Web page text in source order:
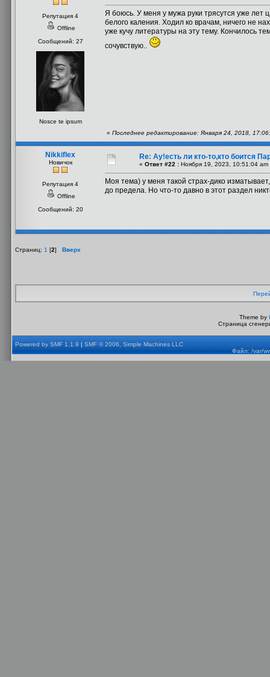
Репутация 4
Offline
Сообщений: 27
Nosce te ipsum
Я боюсь. У меня у мужа руки трясутся уже лет
белого каления. Ходил ко врачам, ничего не
уже кучу литературы на эту тему. Кончилось
сочувствую..
« Последнее редактирование: Января 24, 2018,
Nikkiflex
Новичок
Репутация 4
Offline
Сообщений: 20
Re: Ау!есть ли кто-то,кто боится
« Ответ #22 : Ноября 19, 2023, 10:51:04 am
Моя тема) у меня такой страх-дико
до предела. Но что-то давно в этот раздел
Страниц: 1 [2] Вверх
Theme by
Страница
Powered by SMF 1.1.9|SMF © 2006, Simple Machines LLC
Файл: /var/